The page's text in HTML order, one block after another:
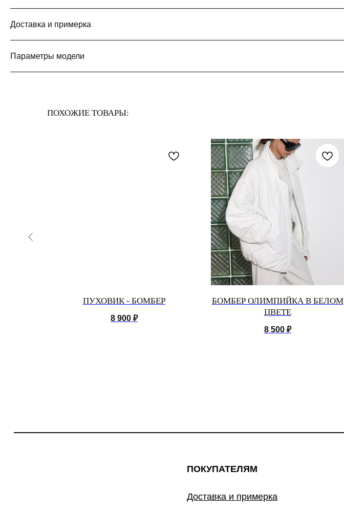
Доставка и примерка
Параметры модели
ПОХОЖИЕ ТОВАРЫ:
ПУХОВИК - БОМБЕР
8 900 ₽
БОМБЕР ОЛИМПИЙКА В БЕЛОМ
ЦВЕТЕ
8 500 ₽
ПОКУПАТЕЛЯМ
Доставка и примерка